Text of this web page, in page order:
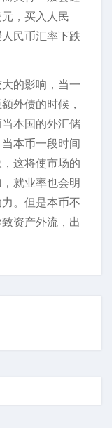
，买入人民
民币汇率下跌
的影响，当一
外债的时候，
本国的外汇储
本币一段时间
这将使市场的
就业率也会明
。但是本币不
资产外流，出